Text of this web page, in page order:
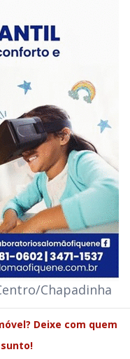
Chapadinha
Deixe com quem